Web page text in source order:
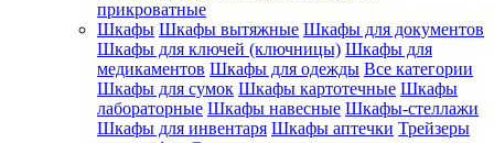
прикроватные
Шкафы Шкафы вытяжные Шкафы для документов
Шкафы для ключей (ключницы) Шкафы для
медикаментов Шкафы для одежды Все категории
Шкафы для сумок Шкафы картотечные Шкафы
лабораторные Шкафы навесные Шкафы-стеллажи
Шкафы для инвентаря Шкафы аптечки Трейзеры